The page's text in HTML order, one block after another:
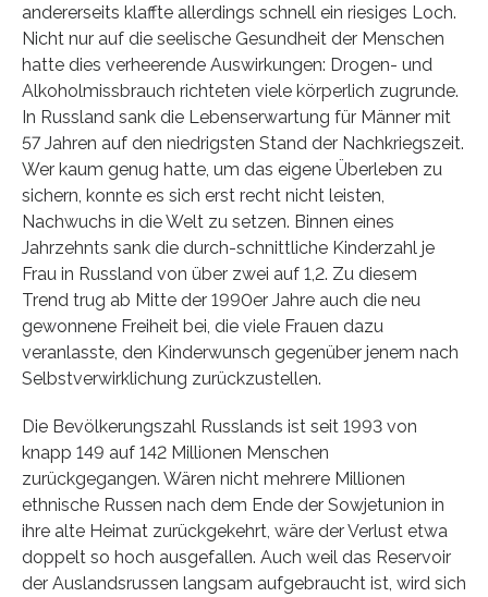
andererseits klaffte allerdings schnell ein riesiges Loch.
Nicht nur auf die seelische Gesundheit der Menschen
hatte dies verheerende Auswirkungen: Drogen- und
Alkoholmissbrauch richteten viele körperlich zugrunde.
In Russland sank die Lebenserwartung für Männer mit
57 Jahren auf den niedrigsten Stand der Nachkriegszeit.
Wer kaum genug hatte, um das eigene Überleben zu
sichern, konnte es sich erst recht nicht leisten,
Nachwuchs in die Welt zu setzen. Binnen eines
Jahrzehnts sank die durch-schnittliche Kinderzahl je
Frau in Russland von über zwei auf 1,2. Zu diesem
Trend trug ab Mitte der 1990er Jahre auch die neu
gewonnene Freiheit bei, die viele Frauen dazu
veranlasste, den Kinderwunsch gegenüber jenem nach
Selbstverwirklichung zurückzustellen.
Die Bevölkerungszahl Russlands ist seit 1993 von
knapp 149 auf 142 Millionen Menschen
zurückgegangen. Wären nicht mehrere Millionen
ethnische Russen nach dem Ende der Sowjetunion in
ihre alte Heimat zurückgekehrt, wäre der Verlust etwa
doppelt so hoch ausgefallen. Auch weil das Reservoir
der Auslandsrussen langsam aufgebraucht ist, wird sich